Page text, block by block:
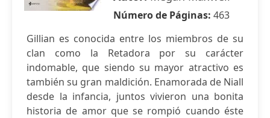
Número de Páginas: 463
Gillian es conocida entre los miembros de su
clan como la Retadora por su carácter
indomable, que siendo su mayor atractivo es
también su gran maldición. Enamorada de Niall
desde la infancia, juntos vivieron una bonita
historia de amor que se rompió cuando éste